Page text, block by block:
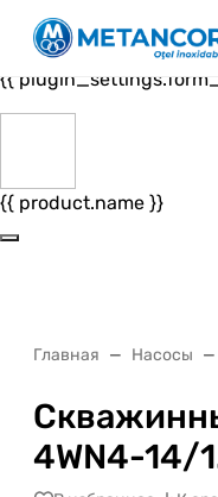
Close
{{
{{
{{ product.name }}
Главная Насосы
4WN4-14/